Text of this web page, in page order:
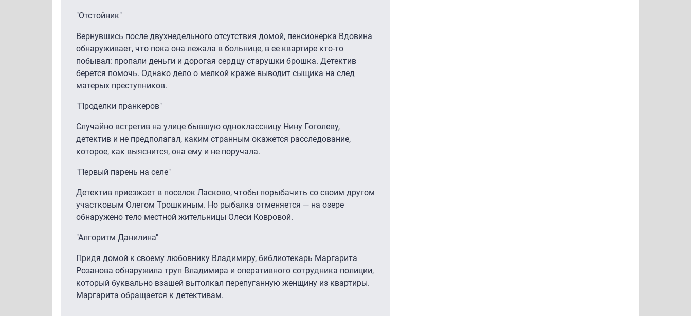
"Отстойник"
Вернувшись после двухнедельного отсутствия домой, пенсионерка Вдовина
обнаруживает, что пока она лежала в больнице, в ее квартире кто-то
побывал: пропали деньги и дорогая сердцу старушки брошка. Детектив
берется помочь. Однако дело о мелкой краже выводит сыщика на след
матерых преступников.
"Проделки пранкеров"
Случайно встретив на улице бывшую одноклассницу Нину Гоголеву,
детектив и не предполагал, каким странным окажется расследование,
которое, как выяснится, она ему и не поручала.
"Первый парень на селе"
Детектив приезжает в поселок Ласково, чтобы порыбачить со своим другом
участковым Олегом Трошкиным. Но рыбалка отменяется — на озере
обнаружено тело местной жительницы Олеси Ковровой.
"Алгоритм Данилина"
Придя домой к своему любовнику Владимиру, библиотекарь Маргарита
Розанова обнаружила труп Владимира и оперативного сотрудника полиции,
который буквально взашей вытолкал перепуганную женщину из квартиры.
Маргарита обращается к детективам.